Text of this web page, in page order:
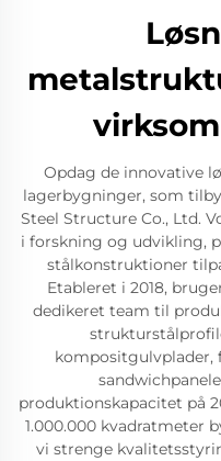
Opdag de innovative
lagerbygninger, som
Steel Structure Co., Ltd.
i forskning og udvikling,
stålkonstruktioner
Etableret i 2018,
dedikeret team til
kompositgulvplader,
produktionskapacitet på
1.000.000 kvadratmeter
vi strenge